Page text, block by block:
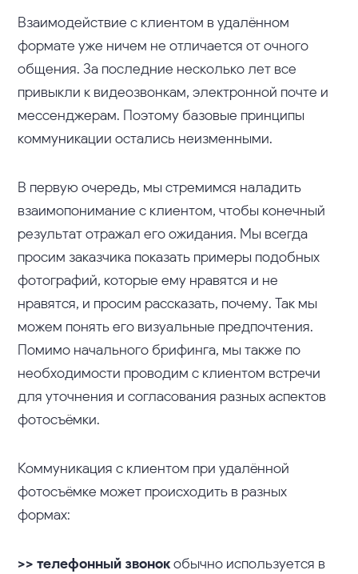
Взаимодействие с клиентом в удалённом
формате уже ничем не отличается от очного
общения. За последние несколько лет все
привыкли к видеозвонкам, электронной почте и
мессенджерам. Поэтому базовые принципы
коммуникации остались неизменными.
В первую очередь, мы стремимся наладить
взаимопонимание с клиентом, чтобы конечный
результат отражал его ожидания. Мы всегда
просим заказчика показать примеры подобных
фотографий, которые ему нравятся и не
нравятся, и просим рассказать, почему. Так мы
можем понять его визуальные предпочтения.
Помимо начального брифинга, мы также по
необходимости проводим с клиентом встречи
для уточнения и согласования разных аспектов
фотосъёмки.
Коммуникация с клиентом при удалённой
фотосъёмке может происходить в разных
формах:
>> телефонный звонокобычно используется в